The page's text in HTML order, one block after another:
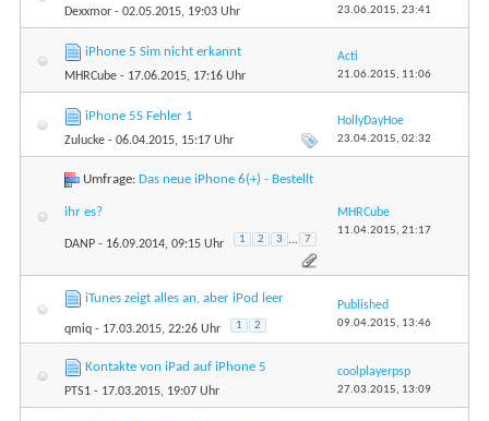
Dexxmor - 02.05.2015, 19:03 Uhr 23.06.2015, 23:41
iPhone 5 Sim nicht erkannt
MHRCube - 17.06.2015, 17:16 Uhr
Acti
21.06.2015, 11:06
iPhone 5S Fehler 1
Zulucke - 06.04.2015, 15:17 Uhr
HollyDayHoe
23.04.2015, 02:32
Umfrage: Das neue iPhone 6(+) - Bestellt
ihr es?
DANP - 16.09.2014, 09:15 Uhr 1 2 3 ... 7
MHRCube
11.04.2015, 21:17
iTunes zeigt alles an, aber iPod leer
qmiq - 17.03.2015, 22:26 Uhr 1 2
Published
09.04.2015, 13:46
Kontakte von iPad auf iPhone 5
PTS1 - 17.03.2015, 19:07 Uhr
coolplayerpsp
27.03.2015, 13:09